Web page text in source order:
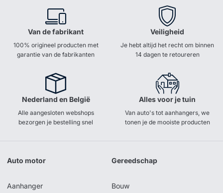
Van de fabrikant
100% origineel producten met
garantie van de fabrikanten
Veiligheid
Je hebt altijd het recht om binnen
14 dagen te retoureren
Nederland en België
Alle aangesloten webshops
bezorgen je bestelling snel
Alles voor je tuin
Van auto's tot aanhangers, we
tonen je de mooiste producten
Auto motor
Aanhanger
Gereedschap
Bouw